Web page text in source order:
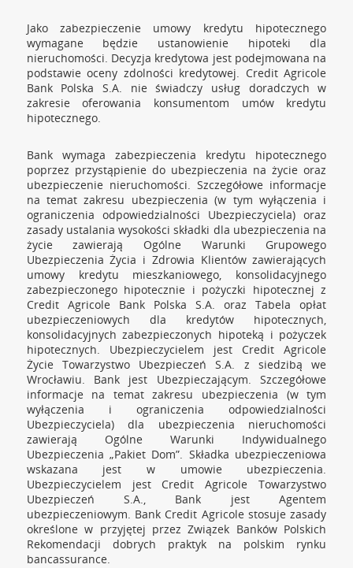
Jako zabezpieczenie umowy kredytu hipotecznego
wymagane będzie ustanowienie hipoteki dla
nieruchomości. Decyzja kredytowa jest podejmowana na
podstawie oceny zdolności kredytowej. Credit Agricole
Bank Polska S.A. nie świadczy usług doradczych w
zakresie oferowania konsumentom umów kredytu
hipotecznego.
Bank wymaga zabezpieczenia kredytu hipotecznego
poprzez przystąpienie do ubezpieczenia na życie oraz
ubezpieczenie nieruchomości. Szczegółowe informacje
na temat zakresu ubezpieczenia (w tym wyłączenia i
ograniczenia odpowiedzialności Ubezpieczyciela) oraz
zasady ustalania wysokości składki dla ubezpieczenia na
życie zawierają Ogólne Warunki Grupowego
Ubezpieczenia Życia i Zdrowia Klientów zawierających
umowy kredytu mieszkaniowego, konsolidacyjnego
zabezpieczonego hipotecznie i pożyczki hipotecznej z
Credit Agricole Bank Polska S.A. oraz Tabela opłat
ubezpieczeniowych dla kredytów hipotecznych,
konsolidacyjnych zabezpieczonych hipoteką i pożyczek
hipotecznych. Ubezpieczycielem jest Credit Agricole
Życie Towarzystwo Ubezpieczeń S.A. z siedzibą we
Wrocławiu. Bank jest Ubezpieczającym. Szczegółowe
informacje na temat zakresu ubezpieczenia (w tym
wyłączenia i ograniczenia odpowiedzialności
Ubezpieczyciela) dla ubezpieczenia nieruchomości
zawierają Ogólne Warunki Indywidualnego
Ubezpieczenia „Pakiet Dom”. Składka ubezpieczeniowa
wskazana jest w umowie ubezpieczenia.
Ubezpieczycielem jest Credit Agricole Towarzystwo
Ubezpieczeń S.A., Bank jest Agentem
ubezpieczeniowym. Bank Credit Agricole stosuje zasady
określone w przyjętej przez Związek Banków Polskich
Rekomendacji dobrych praktyk na polskim rynku
bancassurance.